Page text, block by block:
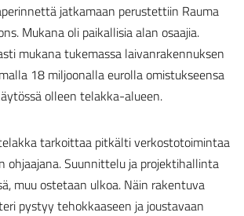
jatkamaan perustettiin Rauma
Mukana oli paikallisia alan osaajia.
mukana tukemassa laivanrakennuksen
18 miljoonalla eurolla omistukseensa
olleen telakka-alueen.
tarkoittaa pitkälti verkostotoimintaa
ohjaajana. Suunnittelu ja projektihallinta
muu ostetaan ulkoa. Näin rakentuva
pystyy tehokkaaseen ja joustavaan